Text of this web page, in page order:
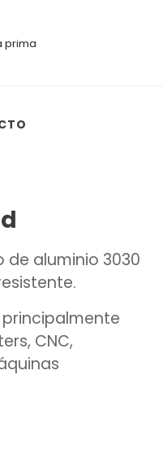
prima
de aluminio 3030
principalmente
CNC,